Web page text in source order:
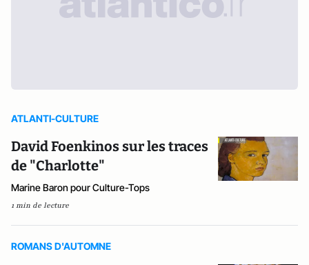
ATLANTI-CULTURE
David Foenkinos sur les traces
de "Charlotte"
Marine Baron pour Culture-Tops
1 min de lecture
ROMANS D'AUTOMNE